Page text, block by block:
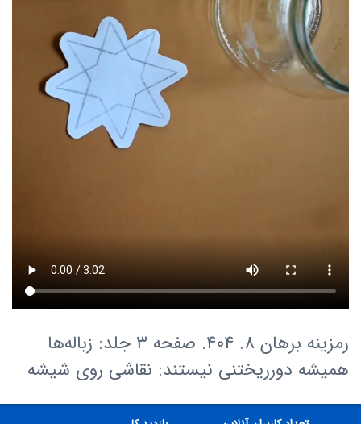
رمزینه برهان 8. 404. صفحه ۳ جلد: زباله‌ها
همیشه دورریختنی نیستند: نقاشی روی شیشه